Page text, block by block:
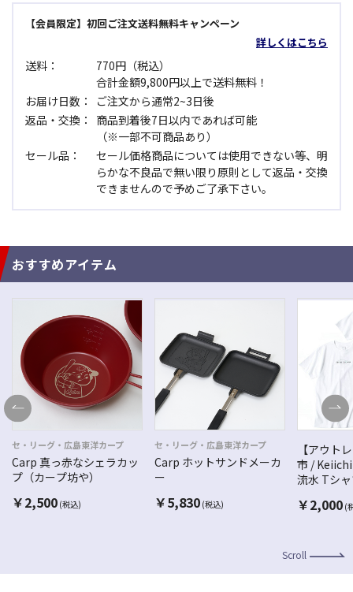
【会員限定】初回ご注文送料無料キャンペーン
詳しくはこちら
送料：
770円（税込）
合計金額9,800円以上で送料無料！
お届け日数：
ご注文から通常2~3日後
返品・交換：
商品到着後7日以内であれば可能
（※一部不可商品あり）
セール品：
セール価格商品については使用できない等、明
らかな不良品で無い限り原則として返品・交換
できませんので予めご了承下さい。
おすすめアイテム
セ・リーグ・広島東洋カープ
Carp 真っ赤なシェラカッ
プ（カープ坊や）
￥2,500 (税込)
セ・リーグ・広島東洋カープ
Carp ホットサンドメーカ
ー
￥5,830 (税込)
【アウト
市 /
流水 Tシ
￥2,000 (
Scroll